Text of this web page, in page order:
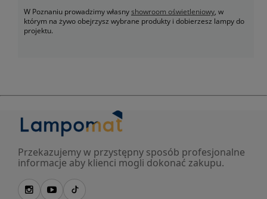
W Poznaniu prowadzimy własnyshowroom oświetleniowy, w
którym na żywo obejrzysz wybrane produkty i dobierzesz lampy do
projektu.
Przekazujemy w przystępny sposób profesjonalne
informacje aby klienci mogli dokonać zakupu.